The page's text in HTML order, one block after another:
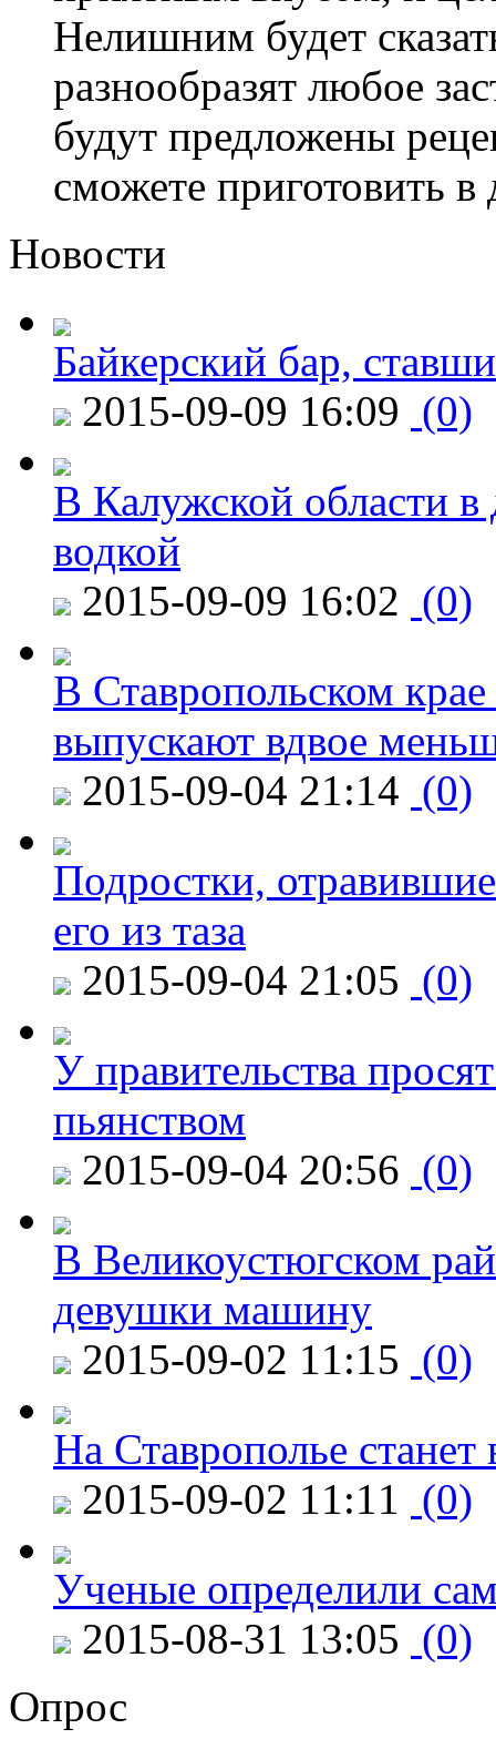
Нелишним будет
разнообразят любое
будут предложены
сможете приготовить
Новости
Байкерский бар,
2015-09-09 16:09 (0)
В Калужской области в
водкой
2015-09-09 16:02 (0)
В Ставропольском
выпускают вдвое
2015-09-04 21:14 (0)
Подростки,
его из таза
2015-09-04 21:05 (0)
У правительства
пьянством
2015-09-04 20:56 (0)
В Великоустюгском
девушки машину
2015-09-02 11:15 (0)
На Ставрополье
2015-09-02 11:11 (0)
Ученые определили
2015-08-31 13:05 (0)
Опрос